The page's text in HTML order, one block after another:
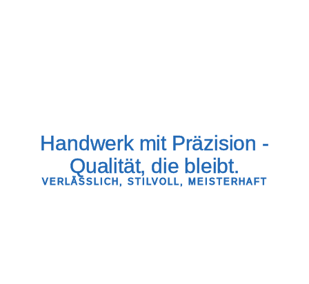
Handwerk mit Präzision -
Qualität, die bleibt.
VERLÄSSLICH, STILVOLL, MEISTERHAFT